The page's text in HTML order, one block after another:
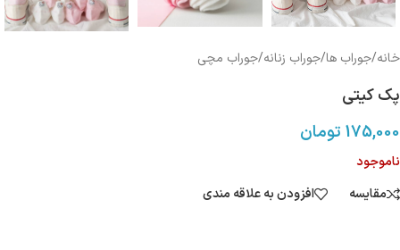
خانه/جوراب ها/جوراب زنانه/جوراب مچی
پک کیتی
175,000 تومان
ناموجود
مقایسه
افزودن به علاقه مندی